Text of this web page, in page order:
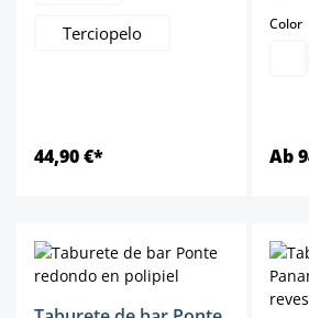
Terciopelo
44,90 €*
Color
Ab